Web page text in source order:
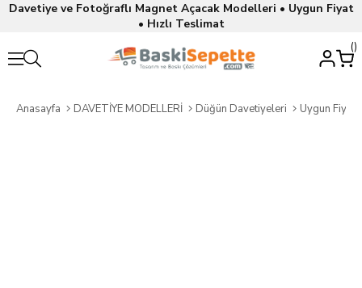
Davetiye ve Fotoğraflı Magnet Açacak Modelleri • Uygun Fiyat
• Hızlı Teslimat
Anasayfa DAVETİYE MODELLERİ Düğün Davetiyeleri Uygun